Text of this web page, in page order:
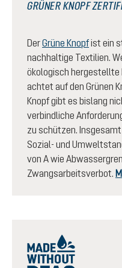
GRÜNER KNOPF
DerGrüne Knopfist ein
nachhaltige Textilien.
ökologisch hergestellte
achtet auf den Grünen
Knopf gibt es bislang
verbindliche
zu schützen.
Sozial- und
von A wie
Zwangsarbeitsverbot.